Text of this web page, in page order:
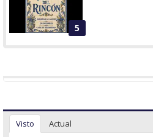
5
Visto Actual